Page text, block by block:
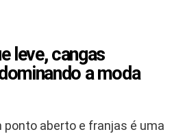
leve, cangas
a moda
ponto aberto e franjas é uma